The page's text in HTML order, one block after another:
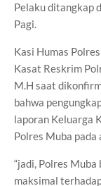
Pelaku ditangkap
Pagi.
Kasi Humas
Kasat Reskrim
M.H saat
bahwa
laporan Keluarga
Polres Muba
“jadi, Polres
maksimal